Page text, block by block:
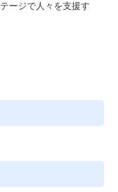
ージで人々を支援す